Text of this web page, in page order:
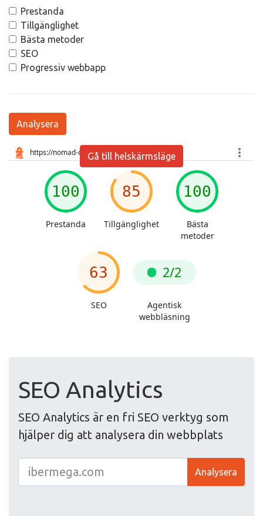
Prestanda
Tillgänglighet
Bästa metoder
SEO
Progressiv webbapp
Analysera
Gå till helskärmsläge
SEO Analytics
SEO Analytics är en fri SEO verktyg som
hjälper dig att analysera din webbplats
Analysera